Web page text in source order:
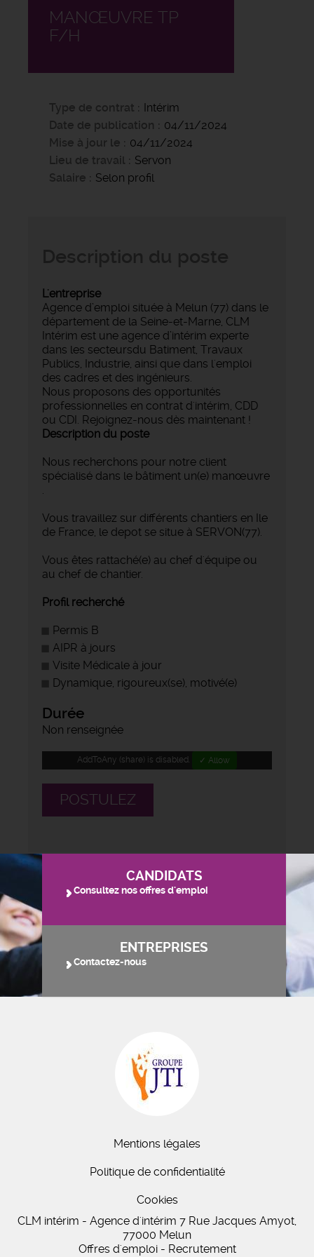
MANŒUVRE TP
F/H
Type de contrat
Intérim
Date de publication
04/11/2024
Mise à jour le
04/11/2024
Lieu de travail
Servon
Salaire
Selon profil
L'entreprise
Agence d’emploi située à Melun (77) dans le
département de la Seine-et-Marne, CLM
Intérim est une agence d’intérim experte
dans les secteursdu Batiment, Travaux
Publics, Industrie, ainsi que dans l'emploi
des cadres et des ingénieurs.
Nous proposons des opportunités
professionnelles en contrat d'intérim, CDD
ou CDI. Rejoignez-nous dès maintenant !
Description du poste
Nous recherchons pour notre client
spécialisé dans le bâtiment un(e) manœuvre
.
Vous travaillez sur différents chantiers en Ile
de France, le depot se situe à SERVON(77).
Vous êtes rattaché(e) au chef d'équipe ou
au chef de chantier.
Profil recherché
Permis B
AIPR à jours
Visite Médicale à jour
Dynamique, rigoureux(se), motivé(e)
Durée
Non renseignée
AddToAny (share) is disabled. ✓ Allow
POSTULEZ
CANDIDATS
Consultez nos offres d'emploi
ENTREPRISES
Contactez-nous
Mentions légales
Politique de confidentialité
Cookies
CLM intérim - Agence d'intérim 7 Rue Jacques Amyot,
77000 Melun
Offres d'emploi - Recrutement